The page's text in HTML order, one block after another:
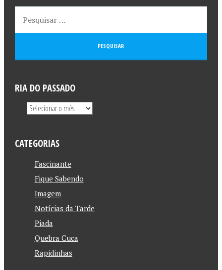
RIA DO PASSADO
CATEGORIAS
Fascinante
Fique Sabendo
Imagem
Notícias da Tarde
Piada
Quebra Cuca
Rapidinhas